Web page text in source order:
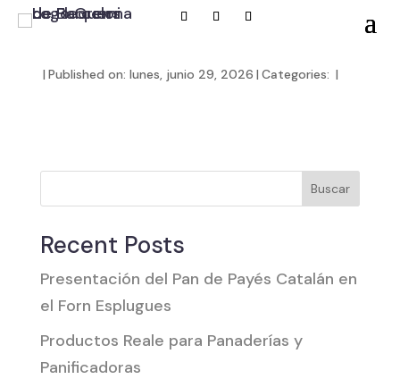
| Published on: lunes, junio 29, 2026 | Categories: |
Buscar
Recent Posts
Presentación del Pan de Payés Catalán en
el Forn Esplugues
Productos Reale para Panaderías y
Panificadoras